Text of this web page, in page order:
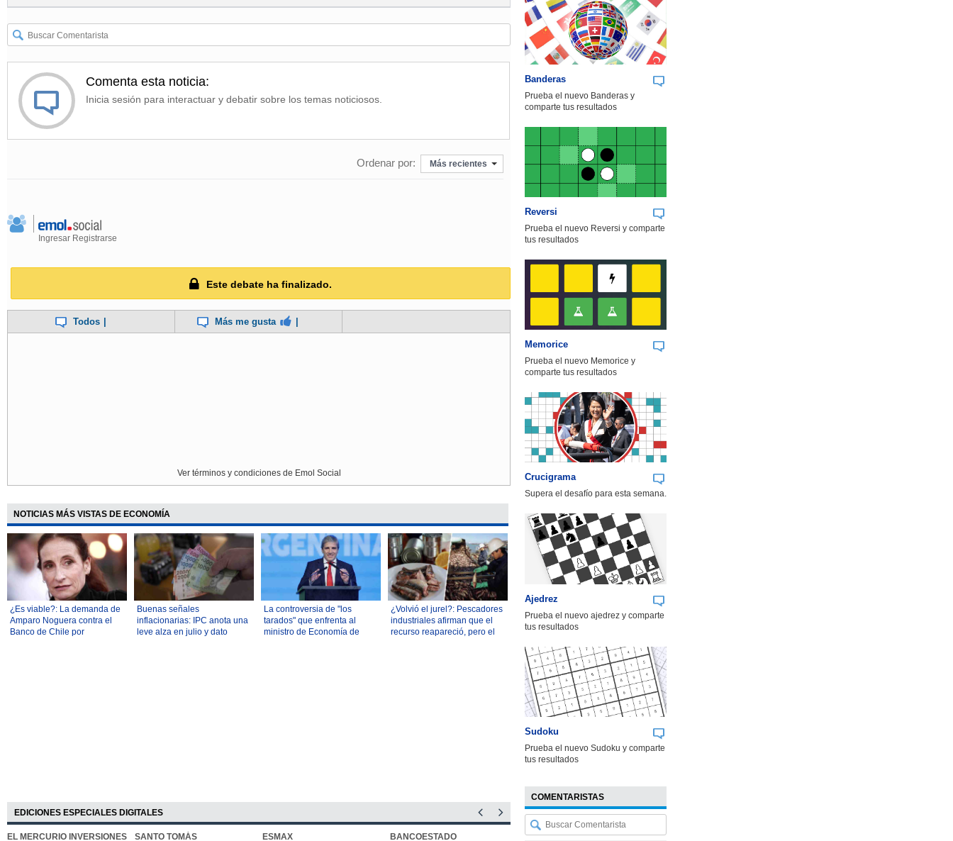
Comenta esta noticia:
Inicia sesión para interactuar y debatir sobre los temas noticiosos.
Ordenar por: Más recientes
Ingresar Registrarse
Este debate ha finalizado.
Todos Más me gusta
Ver términos y condiciones de Emol Social
NOTICIAS MÁS VISTAS DE ECONOMÍA
¿Es viable?: La demanda de
Amparo Noguera contra el
Banco de Chile por
Buenas señales
inflacionarias: IPC anota una
leve alza en julio y dato
La controversia de "los
tarados" que enfrenta al
ministro de Economía de
¿Volvió el jurel?: Pescadores
industriales afirman que el
recurso reapareció, pero el
EDICIONES ESPECIALES DIGITALES
EL MERCURIO INVERSIONES SANTO TOMÁS ESMAX BANCOESTADO OTIC CCHC BUK
Banderas
Prueba el nuevo Banderas y
comparte tus resultados
Reversi
Prueba el nuevo Reversi y comparte
tus resultados
Memorice
Prueba el nuevo Memorice y
comparte tus resultados
Crucigrama
Supera el desafío para esta semana.
Ajedrez
Prueba el nuevo ajedrez y comparte
tus resultados
Sudoku
Prueba el nuevo Sudoku y comparte
tus resultados
COMENTARISTAS